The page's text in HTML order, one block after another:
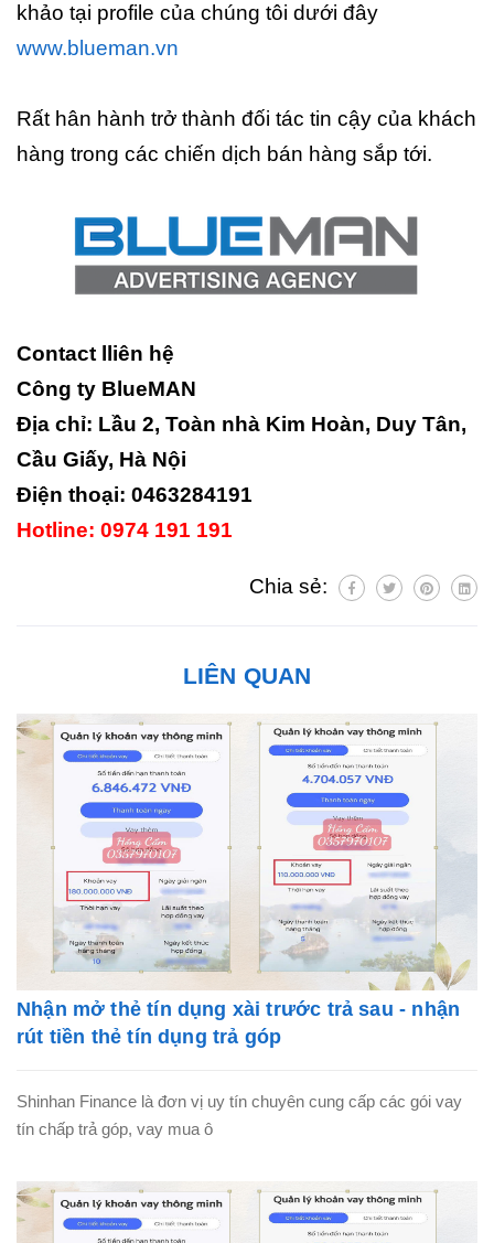
khảo tại profile của chúng tôi dưới đây
www.blueman.vn
Rất hân hành trở thành đối tác tin cậy của khách
hàng trong các chiến dịch bán hàng sắp tới.
Contact lliên hệ
Công ty BlueMAN
Địa chỉ: Lầu 2, Toàn nhà Kim Hoàn, Duy Tân,
Cầu Giấy, Hà Nội
Điện thoại: 0463284191
Hotline: 0974 191 191
Chia sẻ:
LIÊN QUAN
Nhận mở thẻ tín dụng xài trước trả sau - nhận
rút tiền thẻ tín dụng trả góp
Shinhan Finance là đơn vị uy tín chuyên cung cấp các gói vay
tín chấp trả góp, vay mua ô